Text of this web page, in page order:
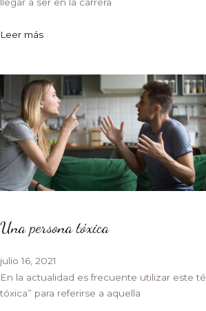
Leer más
Una persona tóxica
julio 16, 2021
En la actualidad es frecuente utilizar este
tóxica” para referirse a aquella